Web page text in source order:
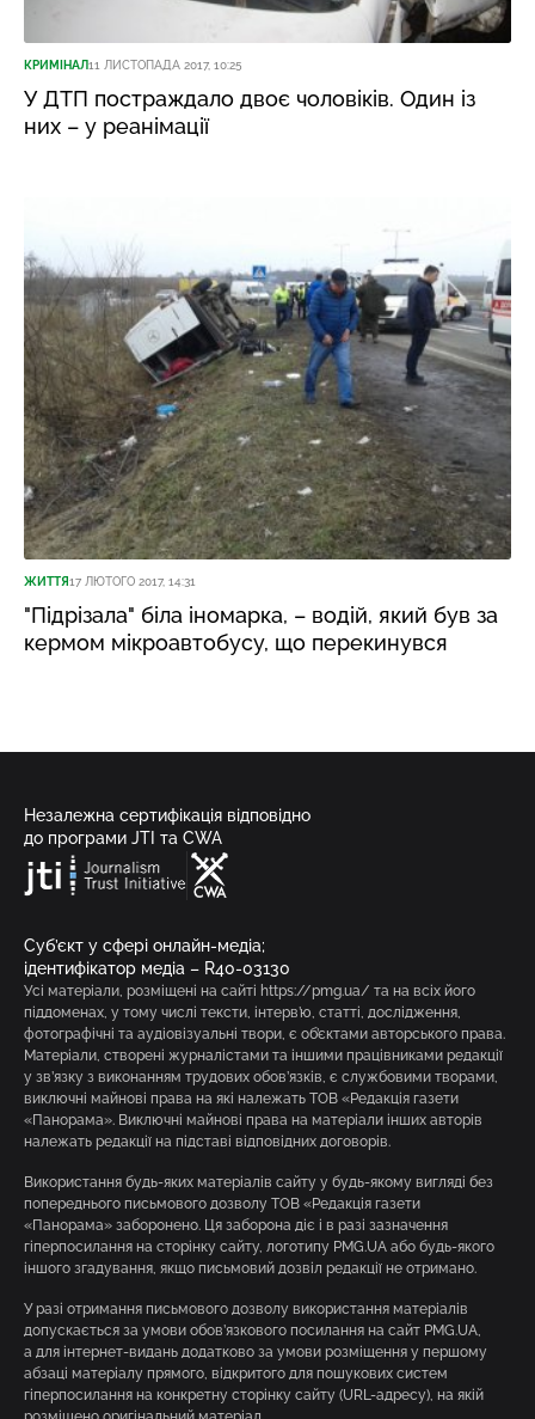
КРИМІНАЛ11 ЛИСТОПАДА 2017, 10:25
У ДТП постраждало двоє чоловіків. Один із
них – у реанімації
ЖИТТЯ17 ЛЮТОГО 2017, 14:31
"Підрізала" біла іномарка, – водій, який був за
кермом мікроавтобусу, що перекинувся
Незалежна сертифікація відповідно
до програми JTI та CWA
Суб’єкт у сфері онлайн-медіа;
ідентифікатор медіа – R40-03130
Усі матеріали, розміщені на сайті https://pmg.ua/ та на всіх його
піддоменах, у тому числі тексти, інтерв’ю, статті, дослідження,
фотографічні та аудіовізуальні твори, є об’єктами авторського права.
Матеріали, створені журналістами та іншими працівниками редакції
у зв’язку з виконанням трудових обов’язків, є службовими творами,
виключні майнові права на які належать ТОВ «Редакція газети
«Панорама». Виключні майнові права на матеріали інших авторів
належать редакції на підставі відповідних договорів.
Використання будь-яких матеріалів сайту у будь-якому вигляді без
попереднього письмового дозволу ТОВ «Редакція газети
«Панорама» заборонено. Ця заборона діє і в разі зазначення
гіперпосилання на сторінку сайту, логотипу PMG.UA або будь-якого
іншого згадування, якщо письмовий дозвіл редакції не отримано.
У разі отримання письмового дозволу використання матеріалів
допускається за умови обов’язкового посилання на сайт PMG.UA,
а для інтернет-видань додатково за умови розміщення у першому
абзаці матеріалу прямого, відкритого для пошукових систем
гіперпосилання на конкретну сторінку сайту (URL-адресу), на якій